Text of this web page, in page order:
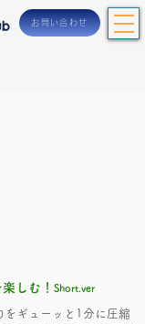
お問い合わせ
しむ！ Short.ver
をギューッと1分に圧縮